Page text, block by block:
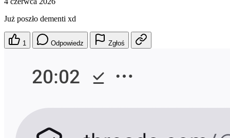
Już poszło dementi xd
1 Odpowiedz Zgłoś